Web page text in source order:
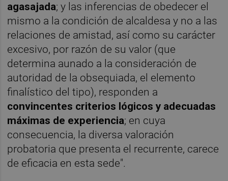
agasajada; y las inferencias de obedecer el
mismo a la condición de alcaldesa y no a las
relaciones de amistad, así como su carácter
excesivo, por razón de su valor (que
determina aunado a la consideración de
autoridad de la obsequiada, el elemento
finalístico del tipo), responden a
convincentes criterios lógicos y adecuadas
máximas de experiencia; en cuya
consecuencia, la diversa valoración
probatoria que presenta el recurrente, carece
de eficacia en esta sede".